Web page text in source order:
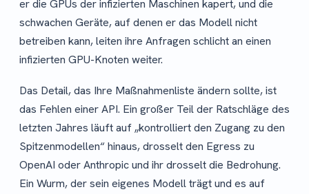
er die GPUs der infizierten Maschinen kapert, und die
schwachen Geräte, auf denen er das Modell nicht
betreiben kann, leiten ihre Anfragen schlicht an einen
infizierten GPU-Knoten weiter.
Das Detail, das Ihre Maßnahmenliste ändern sollte, ist
das Fehlen einer API. Ein großer Teil der Ratschläge des
letzten Jahres läuft auf „kontrolliert den Zugang zu den
Spitzenmodellen“ hinaus, drosselt den Egress zu
OpenAI oder Anthropic und ihr drosselt die Bedrohung.
Ein Wurm, der sein eigenes Modell trägt und es auf